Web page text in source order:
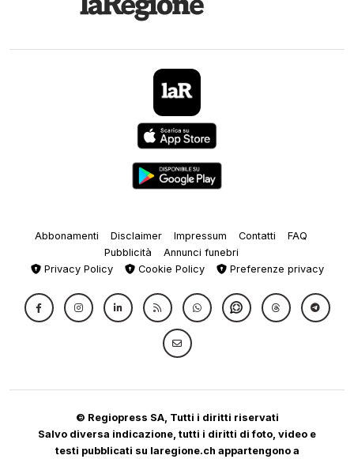
Abbonamenti Disclaimer Impressum Contatti
FAQ
Pubblicità
Annunci funebri
Privacy Policy
Cookie Policy Preferenze privacy
© Regiopress SA, Tutti i diritti riservati
Salvo diversa indicazione, tutti i diritti di foto, video e
testi pubblicati su laregione.ch appartengono a